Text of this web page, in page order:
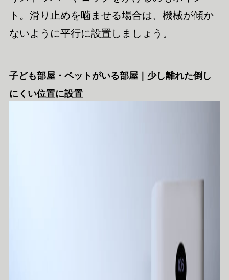
ト。滑り止めを噛ませる場合は、機械が傾か
ないように平行に設置しましょう。
子ども部屋・ペットがいる部屋｜少し離れた倒し
にくい位置に設置